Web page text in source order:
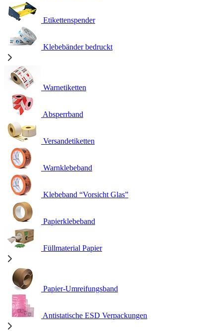
Etikettenspender
Klebebänder bedruckt
Warnetiketten
Absperrband
Versandetiketten
Warnklebeband
Klebeband “Vorsicht Glas”
Papierklebeband
Füllmaterial Papier
Papier-Umreifungsband
Antistatische ESD Verpackungen